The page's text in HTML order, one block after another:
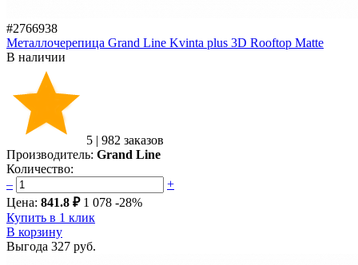
#2766938
Металлочерепица Grand Line Kvinta plus 3D Rooftop Matte
В наличии
5 | 982 заказов
Производитель: Grand Line
Количество:
–
+
Цена: 841.8 ₽ 1 078 -28%
Купить в 1 клик
В корзину
Выгода 327 руб.